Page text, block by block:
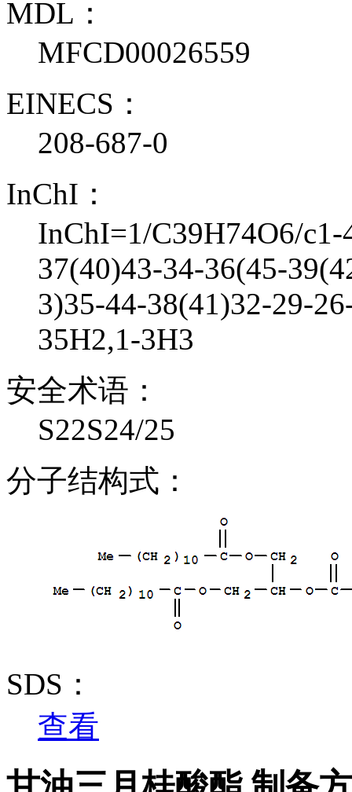
MDL：
MFCD00026559
EINECS：
208-687-0
InChI：
InChI=1/C39H74O6/
37(40)43-34-36(45-
3)35-44-38(41)32-29-
35H2,1-3H3
安全术语：
S22S24/25
分子结构式：
SDS：
查看